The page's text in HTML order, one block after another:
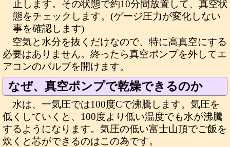
止します。その状態で約10分間放置して、真空状
態をチェックします。(ゲージ圧力が変化しない
事を確認します)
空気と水分を抜くだけなので、特に高真空にする
必要はありません。終ったら真空ポンプを外してエ
アコンのバルブを開けます。
なぜ、真空ポンプで乾燥できるのか
水は、一気圧では100度Cで沸騰します。気圧を
低くしていくと、100度より低い温度でも水が沸騰
するようになります。気圧の低い富士山頂でご飯を
炊くと芯ができるのはこの為です。